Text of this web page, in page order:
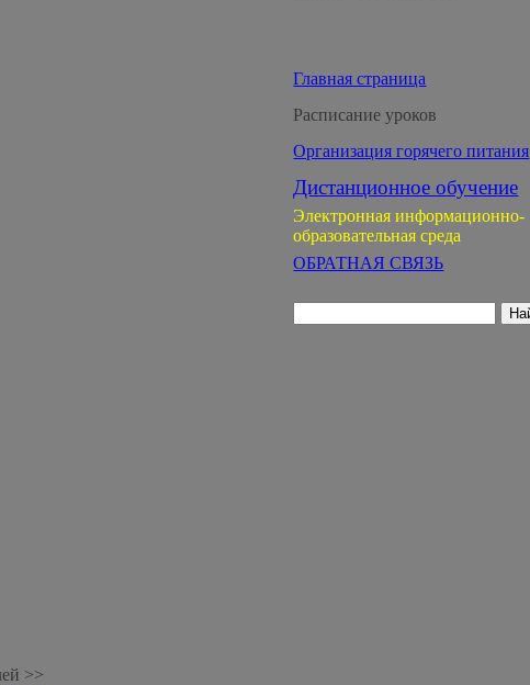
Главная страница
Расписание уроков
Организация горячего питания
Дистанционное обучение
Электронная информационно-
образовательная среда
ОБРАТНАЯ СВЯЗЬ
>>